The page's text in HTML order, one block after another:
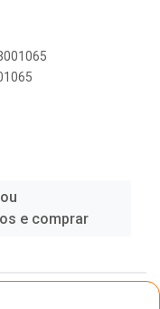
e comprar